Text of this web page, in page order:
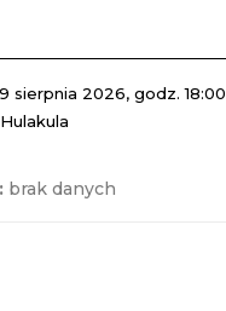
9 sierpnia 2026, godz. 18:00
Hulakula
brak danych